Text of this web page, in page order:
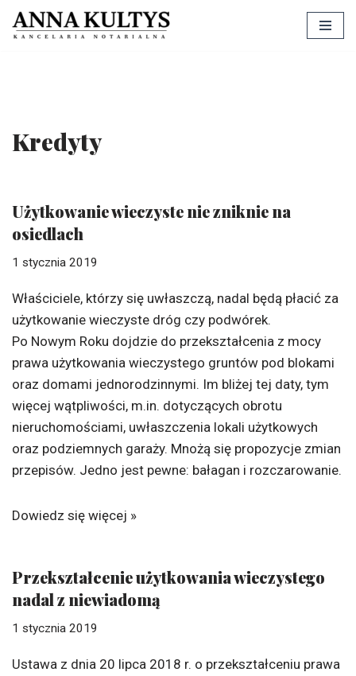
Przejdź
Kredyty
Użytkowanie wieczyste nie zniknie na
osiedlach
1 stycznia 2019
Właściciele, którzy się uwłaszczą, nadal będą płacić za
użytkowanie wieczyste dróg czy podwórek.
Po Nowym Roku dojdzie do przekształcenia z mocy
prawa użytkowania wieczystego gruntów pod blokami
oraz domami jednorodzinnymi. Im bliżej tej daty, tym
więcej wątpliwości, m.in. dotyczących obrotu
nieruchomościami, uwłaszczenia lokali użytkowych
oraz podziemnych garaży. Mnożą się propozycje zmian
przepisów. Jedno jest pewne: bałagan i rozczarowanie.
Dowiedz się więcej »
Przekształcenie użytkowania wieczystego
nadal z niewiadomą
1 stycznia 2019
Ustawa z dnia 20 lipca 2018 r. o przekształceniu prawa